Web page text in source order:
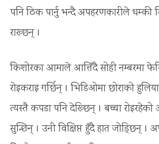
पनि ठिक पार्नु भन्दै अपहरणकारीले धम्की
राख्छन् ।
किशोरका आमाले आत्तिँदै सोही नम्बरमा
रोइकराइ गर्छिन् । भिडिओमा छोराको
त्यस्तै कपडा पनि देख्छिन् । बच्चा
सुन्छिन् । उनी विक्षिप्त हुँदै हात जोड्छिन् ।